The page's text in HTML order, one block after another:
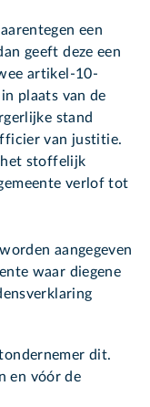
een
geeft deze een
artikel-10-
plaats van de
stand
van justitie.
het stoffelijk
verlof tot
aangegeven
waar diegene
dit.
en vóór de